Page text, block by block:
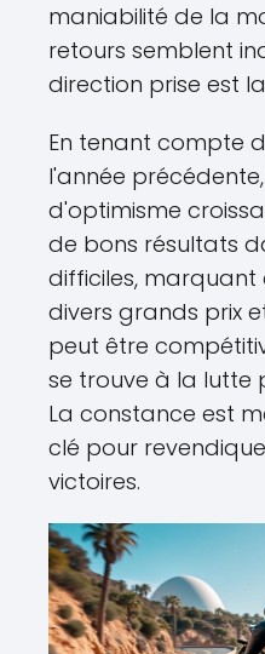
maniabilité de la
retours semblent
direction prise est
En tenant compte
l'année
d'optimisme
de bons résultats
difficiles, marquant
divers grands prix
peut être
se trouve à la lutte
La constance est
clé pour
victoires.